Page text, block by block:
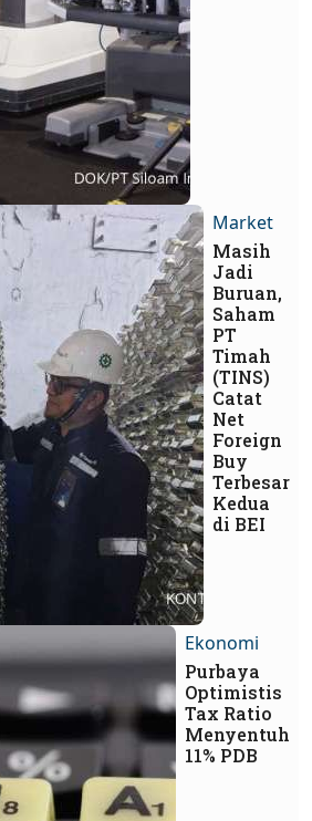
Market
Masih
Jadi
Buruan,
Saham
PT
Timah
(TINS)
Catat
Net
Foreign
Buy
Terbesar
Kedua
di BEI
Ekonomi
Purbaya
Optimistis
Tax Ratio
Menyentuh
11% PDB